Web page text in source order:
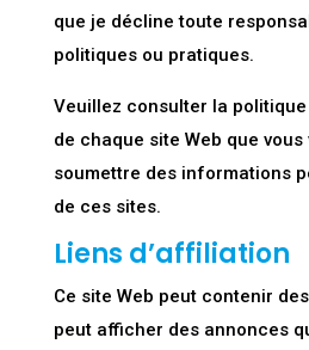
que je décline toute
politiques ou pratiques.
Veuillez consulter la
de chaque site Web que
soumettre des informations
de ces sites.
Liens d’affiliation
Ce site Web peut contenir
peut afficher des annonces